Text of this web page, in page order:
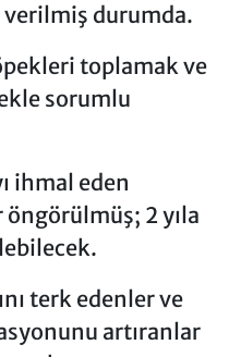
durumda.
toplamak ve
sorumlu
ihmal eden
2 yıla
terk edenler ve
artıranlar